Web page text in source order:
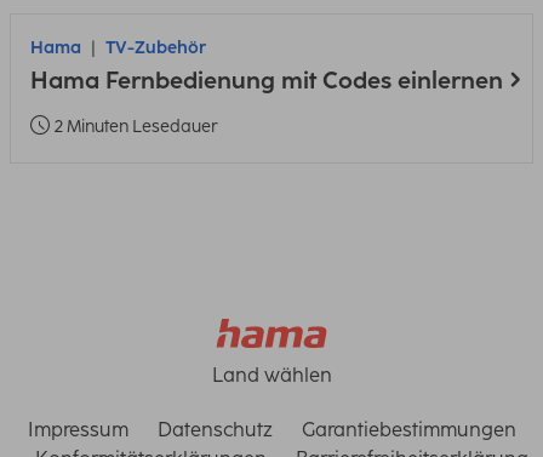
Hama TV-Zubehör
Hama Fernbedienung mit Codes einlernen
2 Minuten Lesedauer
Land wählen
Impressum Datenschutz
Garantiebestimmungen